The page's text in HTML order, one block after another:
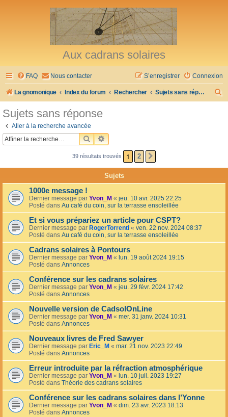
Aux cadrans solaires
FAQ Nous contacter Connexion
S’enregistrer
La gnomonique Index du forum Rechercher Sujets sans réponse
h
r
Sujets sans réponse
Aller à la recherche avancée
RECHERCHER
RECHERCHE AVANCÉE
39 résultats trouvés 1 2
Sujets
1000e message !
Dernier message par Yvon_M « jeu. 10 avr. 2025 22:25
Posté dans Au café du coin, sur la terrasse ensoleillée
Et si vous prépariez un article pour CSPT?
Dernier message par RogerTorrenti « ven. 22 nov. 2024 08:37
Posté dans Au café du coin, sur la terrasse ensoleillée
Cadrans solaires à Pontours
Dernier message par Yvon_M « lun. 19 août 2024 19:15
Posté dans Annonces
Conférence sur les cadrans solaires
Dernier message par Yvon_M « jeu. 29 févr. 2024 17:42
Posté dans Annonces
Nouvelle version de CadsolOnLine
Dernier message par Yvon_M « mer. 31 janv. 2024 10:31
Posté dans Annonces
Nouveaux livres de Fred Sawyer
Dernier message par Eric_M « mar. 21 nov. 2023 22:49
Posté dans Annonces
Erreur introduite par la réfraction atmosphérique
Dernier message par Yvon_M « lun. 10 juil. 2023 19:27
Posté dans Théorie des cadrans solaires
Conférence sur les cadrans solaires dans l’Yonne
Dernier message par Yvon_M « dim. 23 avr. 2023 18:13
Posté dans Annonces